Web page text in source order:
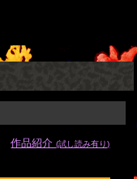
作品紹介(試し読み有り)